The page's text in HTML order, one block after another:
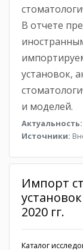
В отчете
установок,
и моделей.
Актуальность:
Источники:
Импорт
2020 гг.
Каталог